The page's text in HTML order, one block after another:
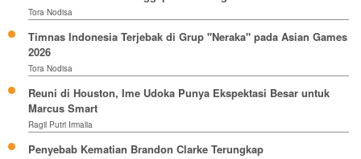
Tora Nodisa
Timnas Indonesia Terjebak di Grup "Neraka" pada Asian Games
2026
Tora Nodisa
Reuni di Houston, Ime Udoka Punya Ekspektasi Besar untuk
Marcus Smart
Ragil Putri Irmalia
Penyebab Kematian Brandon Clarke Terungkap